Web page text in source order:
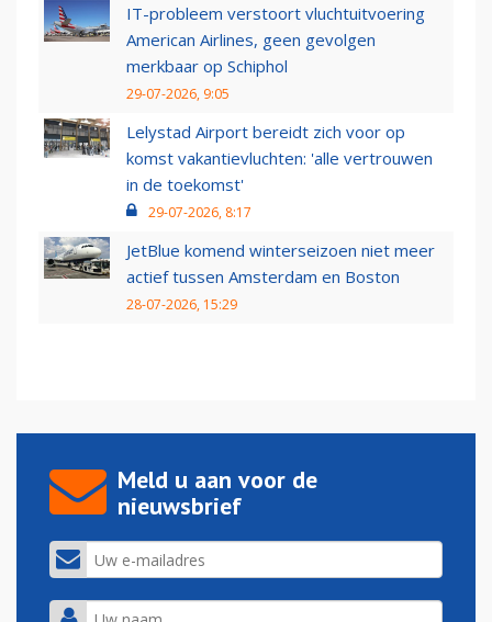
IT-probleem verstoort vluchtuitvoering
American Airlines, geen gevolgen
merkbaar op Schiphol
29-07-2026, 9:05
Lelystad Airport bereidt zich voor op
komst vakantievluchten: 'alle vertrouwen
in de toekomst'
29-07-2026, 8:17
JetBlue komend winterseizoen niet meer
actief tussen Amsterdam en Boston
28-07-2026, 15:29
Meld u aan voor de
nieuwsbrief